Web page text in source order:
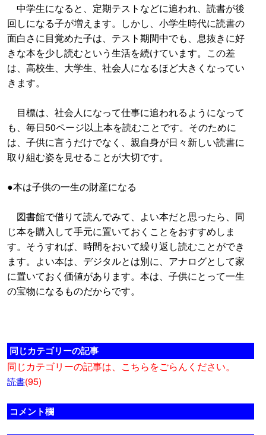
中学生になると、定期テストなどに追われ、読書が後
回しになる子が増えます。しかし、小学生時代に読書の
面白さに目覚めた子は、テスト期間中でも、息抜きに好
きな本を少し読むという生活を続けています。この差
は、高校生、大学生、社会人になるほど大きくなってい
きます。
目標は、社会人になって仕事に追われるようになって
も、毎日50ページ以上本を読むことです。そのために
は、子供に言うだけでなく、親自身が日々新しい読書に
取り組む姿を見せることが大切です。
●本は子供の一生の財産になる
図書館で借りて読んでみて、よい本だと思ったら、同
じ本を購入して手元に置いておくことをおすすめしま
す。そうすれば、時間をおいて繰り返し読むことができ
ます。よい本は、デジタルとは別に、アナログとして家
に置いておく価値があります。本は、子供にとって一生
の宝物になるものだからです。
同じカテゴリーの記事
同じカテゴリーの記事は、こちらをごらんください。
読書(95)
コメント欄